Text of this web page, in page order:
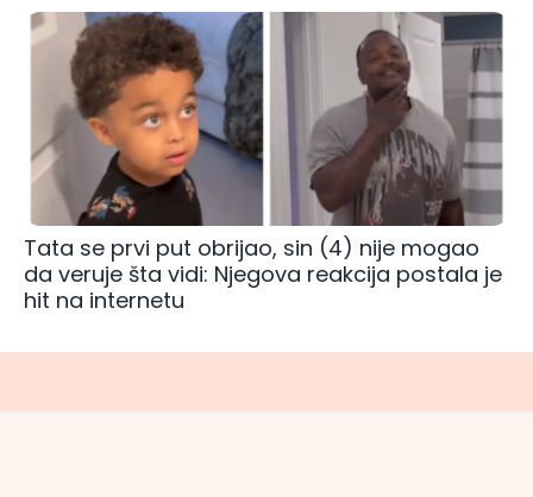
Tata se prvi put obrijao, sin (4) nije mogao
da veruje šta vidi: Njegova reakcija postala je
hit na internetu